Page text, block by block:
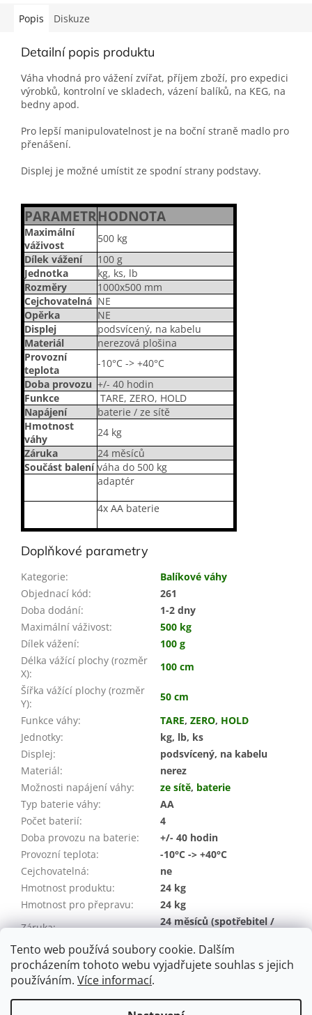
Tento web používá soubory cookie. Dalším
procházením tohoto webu vyjadřujete souhlas s jejich
používáním. Více informací.
Popis Diskuze
Detailní popis produktu
Váha vhodná pro vážení zvířat, příjem zboží, pro expedici
výrobků, kontrolní ve skladech, vázení balíků, na KEG, na
bedny apod.
Pro lepší manipulovatelnost je na boční straně madlo pro
přenášení.
Displej je možné umístit ze spodní strany podstavy.
PARAMETRHODNOTA
Maximální
váživost
500 kg
Dílek vážení
100 g
Jednotka
kg, ks, lb
Rozměry
1000x500 mm
Cejchovatelná NE
Opěrka
NE
Displej
podsvícený, na kabelu
Materiál
nerezová plošina
Provozní
teplota
-10°C -> +40°C
Doba provozu +/- 40 hodin
Funkce
TARE, ZERO, HOLD
Napájení
baterie / ze sítě
Hmotnost
váhy
24 kg
Záruka
24 měsíců
Součást balení váha do 500 kg
adaptér
4x AA baterie
Doplňkové parametry
Kategorie:
Balíkové váhy
Objednací kód:
261
Doba dodání:
1-2 dny
Maximální váživost:
500 kg
Dílek vážení:
100 g
Délka vážící plochy (rozměr
X):
100 cm
Šířka vážící plochy (rozměr
Y):
50 cm
Funkce váhy: TARE, ZERO, HOLD
Jednotky:
kg, lb, ks
Displej:
podsvícený, na kabelu
Materiál:
nerez
Možnosti napájení váhy: ze sítě, baterie
Typ baterie váhy:
AA
Počet baterií:
4
Doba provozu na baterie:
+/- 40 hodin
Provozní teplota:
-10°C -> +40°C
Cejchovatelná:
ne
Hmotnost produktu:
24 kg
Hmotnost pro přepravu:
24 kg
Záruka:
24 měsíců (spotřebitel /
EAN
08594219562050